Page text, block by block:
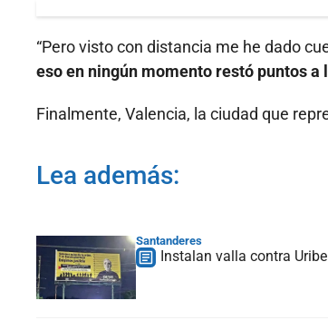
“Pero visto con distancia me he dado
eso en ningún momento restó puntos a
Finalmente, Valencia, la ciudad que
Lea además:
Santanderes
Instalan valla contra